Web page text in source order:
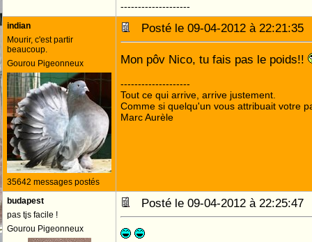
--------------------
indian
Mourir, c'est partir
beaucoup.
Gourou Pigeonneux
35642 messages postés
Posté le 09-04-2012 à
Mon pôv Nico, tu fais pas le poids!!
--------------------
Tout ce qui arrive, arrive justement.
Comme si quelqu'un vous attribuait votre
Marc Aurèle
budapest
pas tjs facile !
Gourou Pigeonneux
Posté le 09-04-2012 à